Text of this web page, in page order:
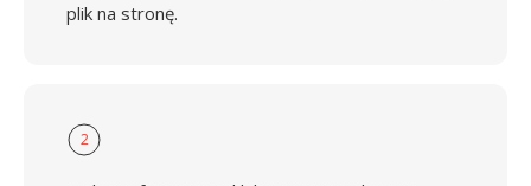
plik na stronę.
2